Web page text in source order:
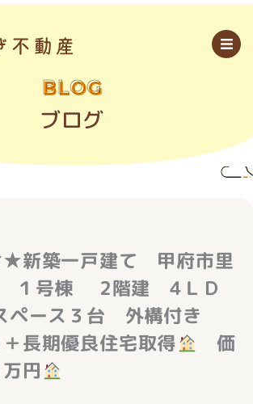
BLOG
ブログ
新築一戸建て 甲府市里
号棟 2階建 4ＬＤ
ペース３台 外構付き
長期優良住宅取得
価
円